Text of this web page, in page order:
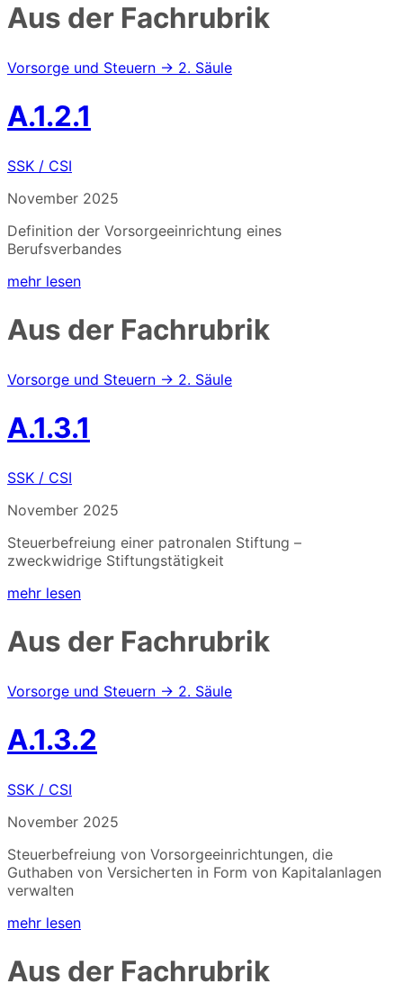
Aus der Fachrubrik
Vorsorge und Steuern → 2. Säule
A.1.2.1
SSK / CSI
November 2025
Definition der Vorsorgeeinrichtung eines
Berufsverbandes
mehr lesen
Aus der Fachrubrik
Vorsorge und Steuern → 2. Säule
A.1.3.1
SSK / CSI
November 2025
Steuerbefreiung einer patronalen Stiftung –
zweckwidrige Stiftungstätigkeit
mehr lesen
Aus der Fachrubrik
Vorsorge und Steuern → 2. Säule
A.1.3.2
SSK / CSI
November 2025
Steuerbefreiung von Vorsorgeeinrichtungen, die
Guthaben von Versicherten in Form von Kapitalanlagen
verwalten
mehr lesen
Aus der Fachrubrik